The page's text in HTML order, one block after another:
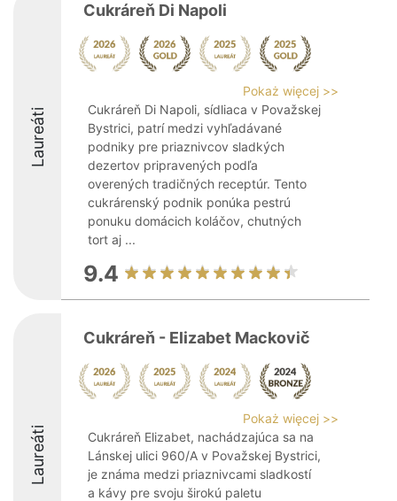
Laureáti
Cukráreň Di Napoli
Pokaż więcej >>
Cukráreň Di Napoli, sídliaca v Považskej
Bystrici, patrí medzi vyhľadávané
podniky pre priaznivcov sladkých
dezertov pripravených podľa
overených tradičných receptúr. Tento
cukrárenský podnik ponúka pestrú
ponuku domácich koláčov, chutných
tort aj ...
9.4
Laureáti
Cukráreň - Elizabet Mackovič
Pokaż więcej >>
Cukráreň Elizabet, nachádzajúca sa na
Lánskej ulici 960/A v Považskej Bystrici,
je známa medzi priaznivcami sladkostí
a kávy pre svoju širokú paletu